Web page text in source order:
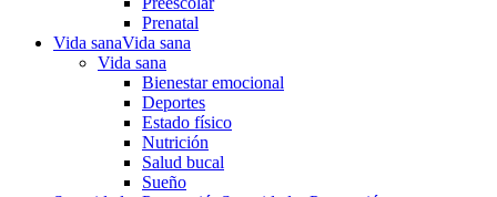
Prenatal
Vida sanaVida sana
Vida sana
Bienestar emocional
Deportes
Estado físico
Nutrición
Salud bucal
Sueño